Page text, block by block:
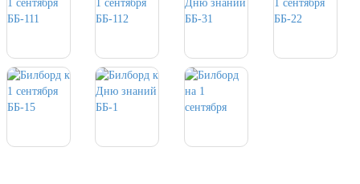
5 октября, День учителя
25 октября, День Таможенника
Российской Федерации
28 октября, День Бабушек и Дедушек